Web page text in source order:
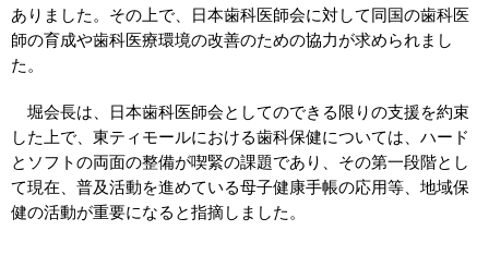
ありました。その上で、日本歯科医師会に対して同国の歯科医
師の育成や歯科医療環境の改善のための協力が求められまし
た。
堀会長は、日本歯科医師会としてのできる限りの支援を約束
した上で、東ティモールにおける歯科保健については、ハード
とソフトの両面の整備が喫緊の課題であり、その第一段階とし
て現在、普及活動を進めている母子健康手帳の応用等、地域保
健の活動が重要になると指摘しました。